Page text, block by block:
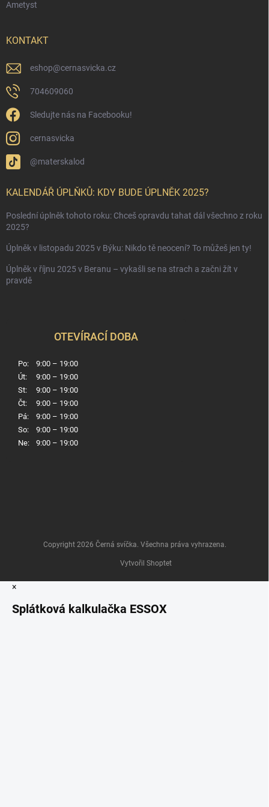
Ametyst
KONTAKT
eshop@cernasvicka.cz
704609060
Sledujte nás na Facebooku!
cernasvicka
@materskalod
KALENDÁŘ ÚPLŇKŮ: KDY BUDE ÚPLNĚK 2025?
Poslední úplněk tohoto roku: Chceš opravdu tahat dál všechno z roku
2025?
Úplněk v listopadu 2025 v Býku: Nikdo tě neocení? To můžeš jen ty!
Úplněk v říjnu 2025 v Beranu – vykašli se na strach a začni žít v
pravdě
OTEVÍRACÍ DOBA
Po:
9:00 – 19:00
Út:
9:00 – 19:00
St:
9:00 – 19:00
Čt:
9:00 – 19:00
Pá:
9:00 – 19:00
So:
9:00 – 19:00
Ne:
9:00 – 19:00
Vytvořil Shoptet
Copyright 2026 Černá svíčka . Všechna práva vyhrazena.
×
Splátková kalkulačka ESSOX